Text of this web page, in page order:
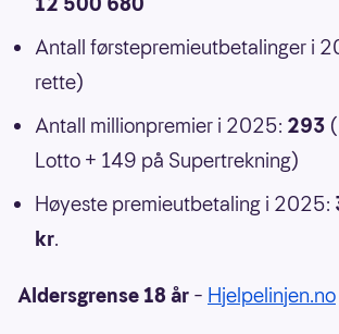
Antall førstepremieutbetalinger i
rette)
Antall millionpremier i 2025: 293
Lotto + 149 på Supertrekning)
Høyeste premieutbetaling i 2025:
kr.
Aldersgrense 18 år – Hjelpelinjen.no